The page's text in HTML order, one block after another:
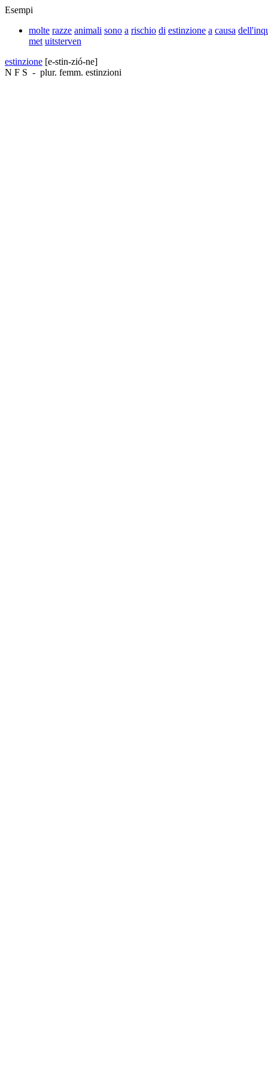
Esempi
molte razze animali sono a rischio di estinzione a causa
met uitsterven
estinzione [e-stin-zió-ne]
N F S - plur. femm. estinzioni